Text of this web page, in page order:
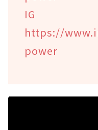
https://
power